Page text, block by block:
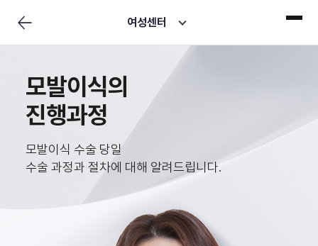
여성센터
모발이식의
진행과정
모발이식 수술 당일
수술 과정과 절차에 대해 알려드립니다.